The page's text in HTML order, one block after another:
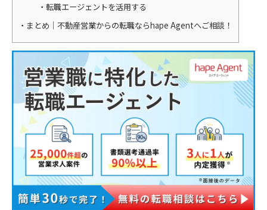
転職エージェントを活用する
まとめ｜不動産営業からの転職ならhape Agentへご相談！